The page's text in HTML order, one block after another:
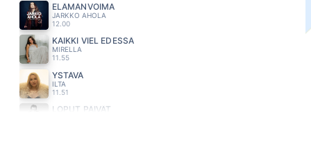
ELÄMÄNVOIMA
JARKKO AHOLA
12.00
KAIKKI VIEL EDESSÄ
MIRELLA
11.55
YSTÄVÄ
ILTA
11.51
LOPUT PÄIVÄT